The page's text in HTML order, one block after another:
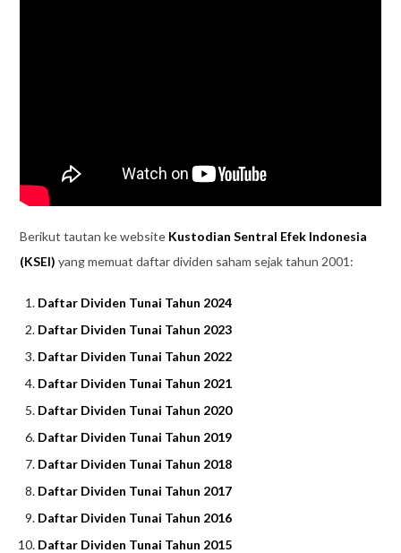
Berikut tautan ke website Kustodian Sentral Efek Indonesia
(KSEI) yang memuat daftar dividen saham sejak tahun 2001:
Daftar Dividen Tunai Tahun 2024
Daftar Dividen Tunai Tahun 2023
Daftar Dividen Tunai Tahun 2022
Daftar Dividen Tunai Tahun 2021
Daftar Dividen Tunai Tahun 2020
Daftar Dividen Tunai Tahun 2019
Daftar Dividen Tunai Tahun 2018
Daftar Dividen Tunai Tahun 2017
Daftar Dividen Tunai Tahun 2016
Daftar Dividen Tunai Tahun 2015